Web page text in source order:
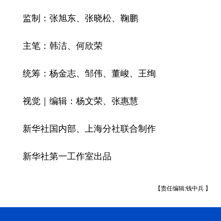
监制：张旭东、张晓松、鞠鹏
主笔：韩洁、何欣荣
统筹：杨金志、邹伟、董峻、王绚
视觉｜编辑：杨文荣、张惠慧
新华社国内部、上海分社联合制作
新华社第一工作室出品
【责任编辑:钱中兵 】